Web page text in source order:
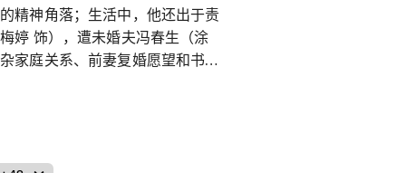
精神角落；生活中，他还出于责
婷 饰），遭未婚夫冯春生（涂
家庭关系、前妻复婚愿望和书店